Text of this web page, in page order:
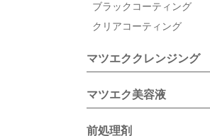
ブラックコーティング
クリアコーティング
マツエククレンジング
マツエク美容液
前処理剤